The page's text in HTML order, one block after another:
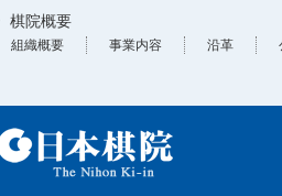
棋院概要
組織概要 事業内容 沿革